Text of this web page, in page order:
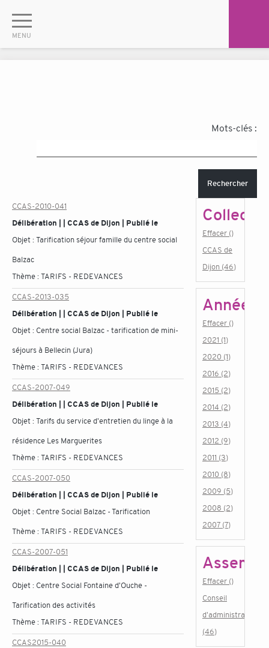
Mots-clés :
Rechercher
CCAS-2010-041
Délibération | | CCAS de Dijon | Publié le
Objet :Tarification séjour famille du centre social
Balzac
Thème :TARIFS - REDEVANCES
CCAS-2013-035
Délibération | | CCAS de Dijon | Publié le
Objet : Centre social Balzac - tarification de mini-
séjours à Bellecin (Jura)
Thème :TARIFS - REDEVANCES
CCAS-2007-049
Délibération | | CCAS de Dijon | Publié le
Objet :Tarifs du service d'entretien du linge à la
résidence Les Marguerites
Thème :TARIFS - REDEVANCES
CCAS-2007-050
Délibération | | CCAS de Dijon | Publié le
Objet : Centre Social Balzac - Tarification
Thème :TARIFS - REDEVANCES
CCAS-2007-051
Délibération | | CCAS de Dijon | Publié le
Objet : Centre Social Fontaine d'Ouche -
Tarification des activités
Thème :TARIFS - REDEVANCES
CCAS2015-040
Effacer ()
CCAS de
Dijon (46)
Année
Effacer ()
2021 (1)
2020 (1)
2016 (2)
2015 (2)
2014 (2)
2013 (4)
2012 (9)
2011 (3)
2010 (8)
2009 (5)
2008 (2)
2007 (7)
Effacer ()
Conseil
d'administration
(46)